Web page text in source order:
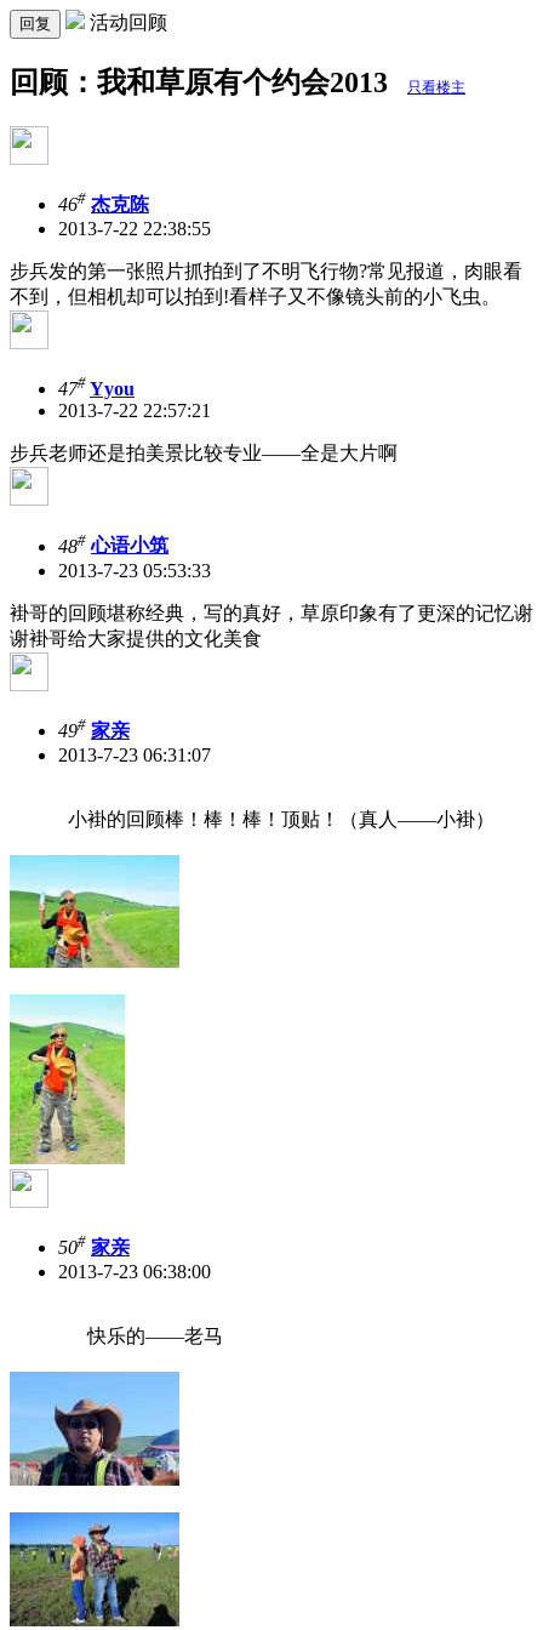
回复 活动回顾
回顾：我和草原有个约会2013 只看楼主
46# 杰克陈
2013-7-22 22:38:55
步兵发的第一张照片抓拍到了不明飞行物?常见报道，肉眼看
不到，但相机却可以拍到!看样子又不像镜头前的小飞虫。
47# Yyou
2013-7-22 22:57:21
步兵老师还是拍美景比较专业——全是大片啊
48# 心语小筑
2013-7-23 05:53:33
褂哥的回顾堪称经典，写的真好，草原印象有了更深的记忆谢
谢褂哥给大家提供的文化美食
49# 家亲
2013-7-23 06:31:07
小褂的回顾棒！棒！棒！顶贴！（真人——小褂）
50# 家亲
2013-7-23 06:38:00
快乐的——老马